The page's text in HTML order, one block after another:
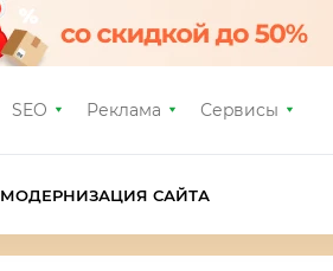
SEO Реклама Сервисы
МОДЕРНИЗАЦИЯ САЙТА